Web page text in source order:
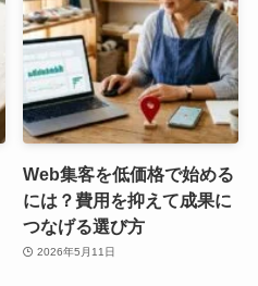
Web集客を低価格で始める
には？費用を抑えて成果に
つなげる選び方
2026年5月11日